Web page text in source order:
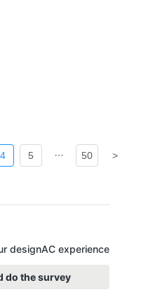
4 5 50 >
designAC experience
do the survey